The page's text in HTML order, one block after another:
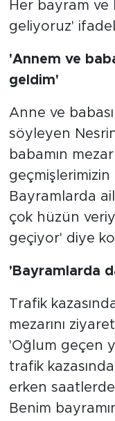
Her bayram ve
geliyoruz'
'Annem ve
geldim'
Anne ve
söyleyen
babamın
Bayramlarda
çok hüzün
geçiyor' diye
'Bayramlarda
Trafik
mezarını
'Oğlum geçen
trafik
erken
Benim